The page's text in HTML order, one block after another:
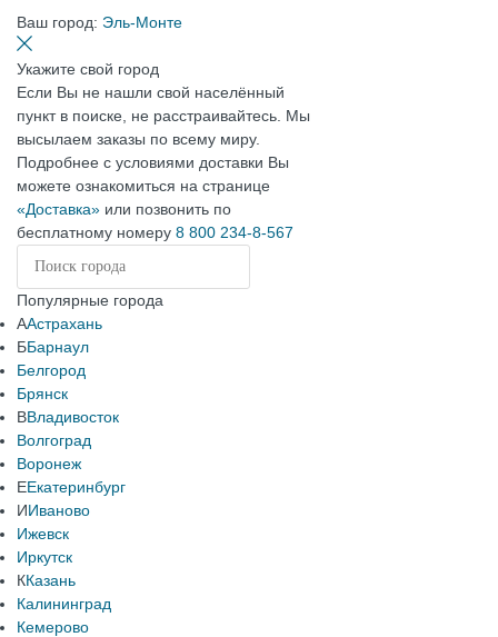
Ваш город: Эль-Монте
Укажите свой город
Если Вы не нашли свой населённый
пункт в поиске, не расстраивайтесь. Мы
высылаем заказы по всему миру.
Подробнее с условиями доставки Вы
можете ознакомиться на странице
«Доставка» или позвонить по
бесплатному номеру 8 800 234-8-567
Популярные города
ААстрахань
ББарнаул
Белгород
Брянск
ВВладивосток
Волгоград
Воронеж
ЕЕкатеринбург
ИИваново
Ижевск
Иркутск
ККазань
Калининград
Кемерово